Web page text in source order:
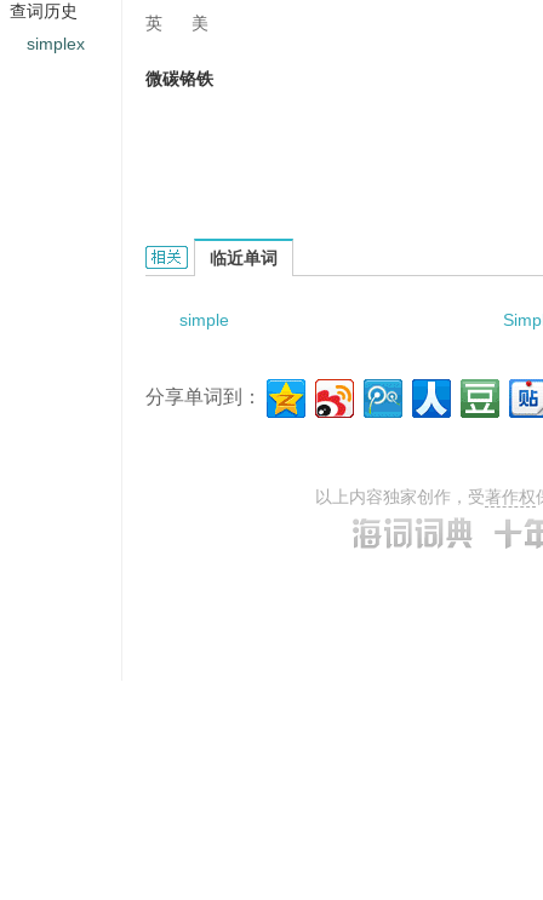
英 美
微碳铬铁
simplex carbon ferrochrome的相关资料：
临近单词
simple
分享单词到：
以上内容独家创作，受著作权
查词历史
simplex